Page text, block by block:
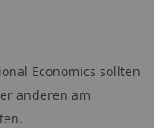
Economics sollten
anderen am